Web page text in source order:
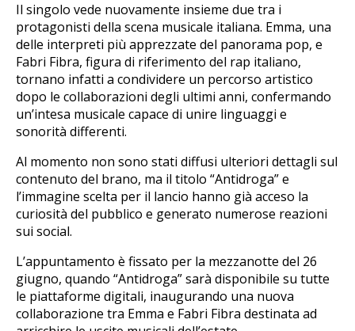
Il singolo vede nuovamente insieme due tra i
protagonisti della scena musicale italiana. Emma, una
delle interpreti più apprezzate del panorama pop, e
Fabri Fibra, figura di riferimento del rap italiano,
tornano infatti a condividere un percorso artistico
dopo le collaborazioni degli ultimi anni, confermando
un’intesa musicale capace di unire linguaggi e
sonorità differenti.
Al momento non sono stati diffusi ulteriori dettagli sul
contenuto del brano, ma il titolo “Antidroga” e
l’immagine scelta per il lancio hanno già acceso la
curiosità del pubblico e generato numerose reazioni
sui social.
L’appuntamento è fissato per la mezzanotte del 26
giugno, quando “Antidroga” sarà disponibile su tutte
le piattaforme digitali, inaugurando una nuova
collaborazione tra Emma e Fabri Fibra destinata ad